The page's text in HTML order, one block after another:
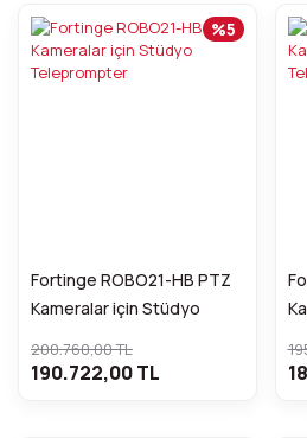
Fortinge ROBO21-HB PTZ
Kameralar için Stüdyo
%5
200.760,00 TL
190.722,00 TL